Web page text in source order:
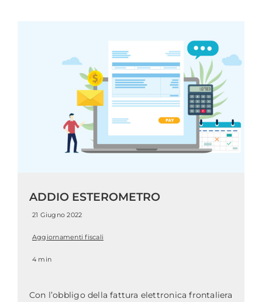
ADDIO ESTEROMETRO
21 Giugno 2022
Aggiornamenti fiscali
4 min
Con l’obbligo della fattura elettronica frontaliera